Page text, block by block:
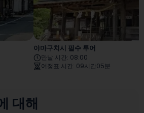
야마구치시 필수 투어
만날 시간: 08:00
여정표 시간: 09시간05분
대해